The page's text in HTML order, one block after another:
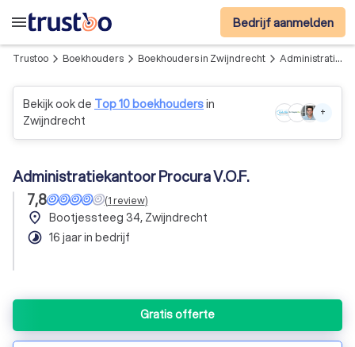
menu Bedrijf aanmelden
Trustoo arrow_forward_ios Boekhouders arrow_forward_ios Boekhouders in Zwijndrecht arrow_forward_ios Administratiekantoor Procura V.O.F.
Bekijk ook de Top 10 boekhoudersin
Zwijndrecht
+
Administratiekantoor Procura V.O.F.
7,8
(1review)
place Bootjessteeg 34, Zwijndrecht
timelapse 16 jaar in bedrijf
Gratis offerte